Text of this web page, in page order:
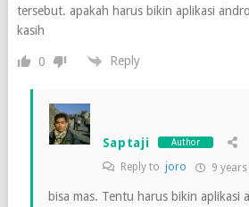
tersebut. apakah harus bikin aplikasi
kasih
0 Reply
Saptaji Author
Reply to joro 9
bisa mas. Tentu harus bikin aplikasi